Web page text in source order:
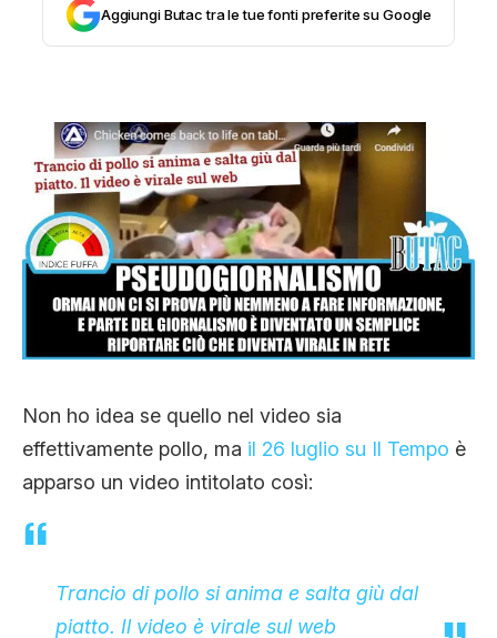
COMPLOTTI, LEGGENDE URBANE ED
EDITORIALI
TRUFFE E SOCIAL NETWORK
CLIMA ED ENERGIA
CONTATTI
CHI SIAMO
Aggiungi Butac tra le tue fonti preferite su Google
Non ho idea se quello nel video sia
effettivamente pollo, ma il 26 luglio su Il Tempo è
apparso un video intitolato così:
Trancio di pollo si anima e salta giù dal
piatto. Il video è virale sul web